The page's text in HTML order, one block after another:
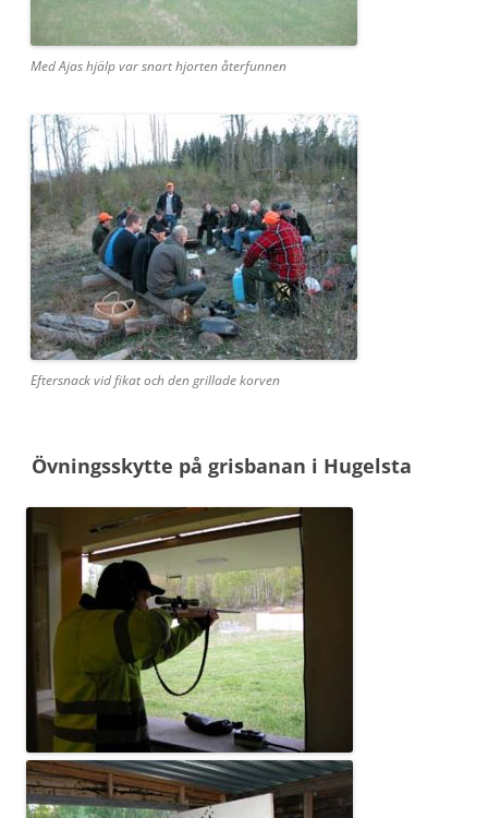
Med Ajas hjälp var snart hjorten återfunnen
Eftersnack vid fikat och den grillade korven
Övningsskytte på grisbanan i Hugelsta